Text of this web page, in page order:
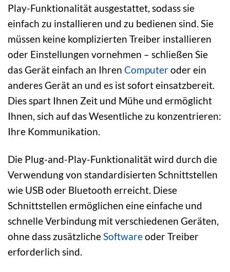
Play-Funktionalität ausgestattet, sodass sie
einfach zu installieren und zu bedienen sind. Sie
müssen keine komplizierten Treiber installieren
oder Einstellungen vornehmen – schließen Sie
das Gerät einfach an Ihren Computeroder ein
anderes Gerät an und es ist sofort einsatzbereit.
Dies spart Ihnen Zeit und Mühe und ermöglicht
Ihnen, sich auf das Wesentliche zu konzentrieren:
Ihre Kommunikation.
Die Plug-and-Play-Funktionalität wird durch die
Verwendung von standardisierten Schnittstellen
wie USB oder Bluetooth erreicht. Diese
Schnittstellen ermöglichen eine einfache und
schnelle Verbindung mit verschiedenen Geräten,
ohne dass zusätzlicheSoftwareoder Treiber
erforderlich sind.